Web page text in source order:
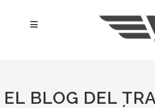
contenidoMenú
EL BLOG DEL